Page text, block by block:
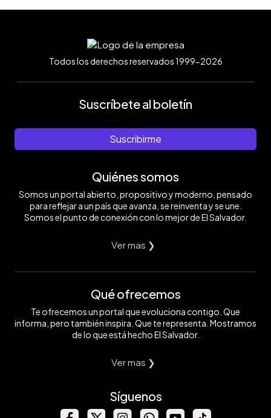
Todos los derechos reservados 1999-2026
Suscríbete al boletín
Suscribirme
Quiénes somos
Somos un portal abierto, propositivo y moderno, pensado
para reflejar a un país que avanza, se reinventa y se une.
Somos el punto de conexión con lo mejor de El Salvador.
Ver mas ❯
Qué ofrecemos
Te ofrecemos un portal que evoluciona contigo. Que
informa, pero también inspira. Que te representa. Mostramos
de lo que está hecho El Salvador.
Ver mas ❯
Síguenos